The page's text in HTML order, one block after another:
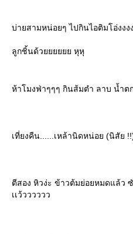
บ่ายสามหน่อยๆ ไปกินไอติมโอ่งง
ลูกชิ้นด้วยยยยยย หุหุ
ห้าโมงฟ่าๆๆๆ กินส้มตำ ลาบ น้ำต
เที่ยงคืน......เหล้านิดหน่อย (นิสัย
ตีสอง หิวง่ะ ข้าวต้มย่อยหมดแล้ว
เเว้วววววว